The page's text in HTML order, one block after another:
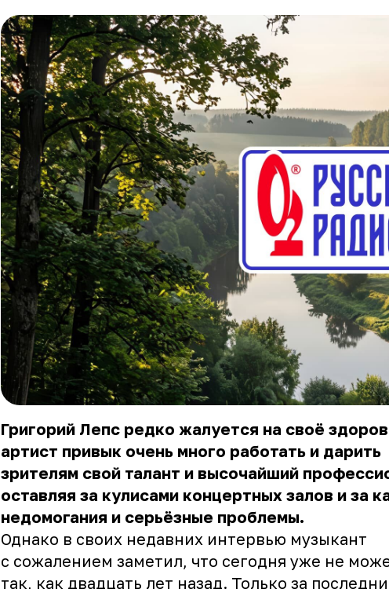
Григорий Лепс редко жалуется на своё
артист привык очень много работать и дарить
зрителям свой талант и высочайший
оставляя за кулисами концертных залов и за
недомогания и серьёзные проблемы.
Однако в своих недавних интервью музыкант
с сожалением заметил, что сегодня уже не
так, как двадцать лет назад. Только за